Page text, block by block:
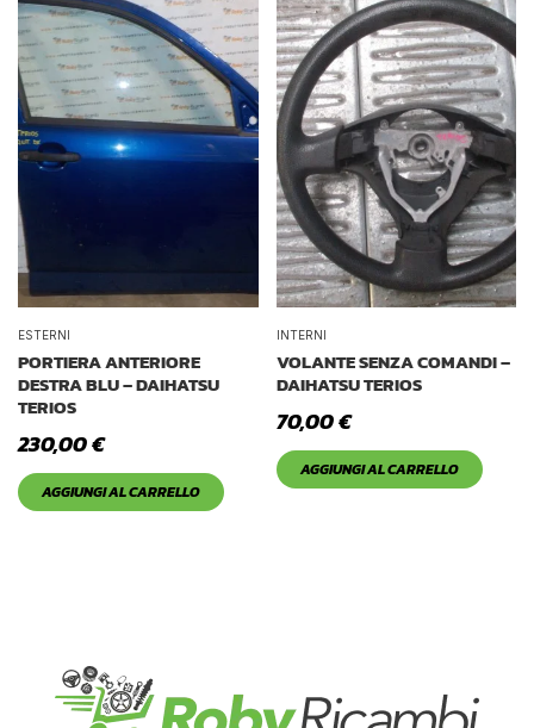
ESTERNI
PORTIERA ANTERIORE
DESTRA BLU – DAIHATSU
TERIOS
230,00€
AGGIUNGI AL CARRELLO
INTERNI
VOLANTE SENZA COMANDI –
DAIHATSU TERIOS
70,00€
AGGIUNGI AL CARRELLO